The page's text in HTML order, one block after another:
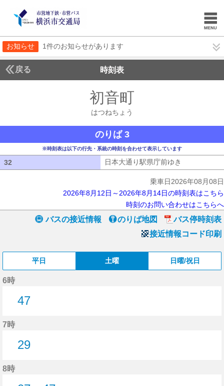
お知らせ 1件のお知らせがあります
戻る 時刻表
初音町
はつねちょう
のりば 3
※時刻表は以下の行先・系統の時刻を合わせて表示しています
32 日本大通り駅県庁前ゆき
乗車日2026年08月08日
2026年8月12日～2026年8月14日の時刻表はこちら
時刻のお問い合わせはこちらへ
バスの接近情報 のりば地図
バス停時刻表
接近情報コード印刷
平日 土曜 日曜/祝日
6時
47
7時
29
8時